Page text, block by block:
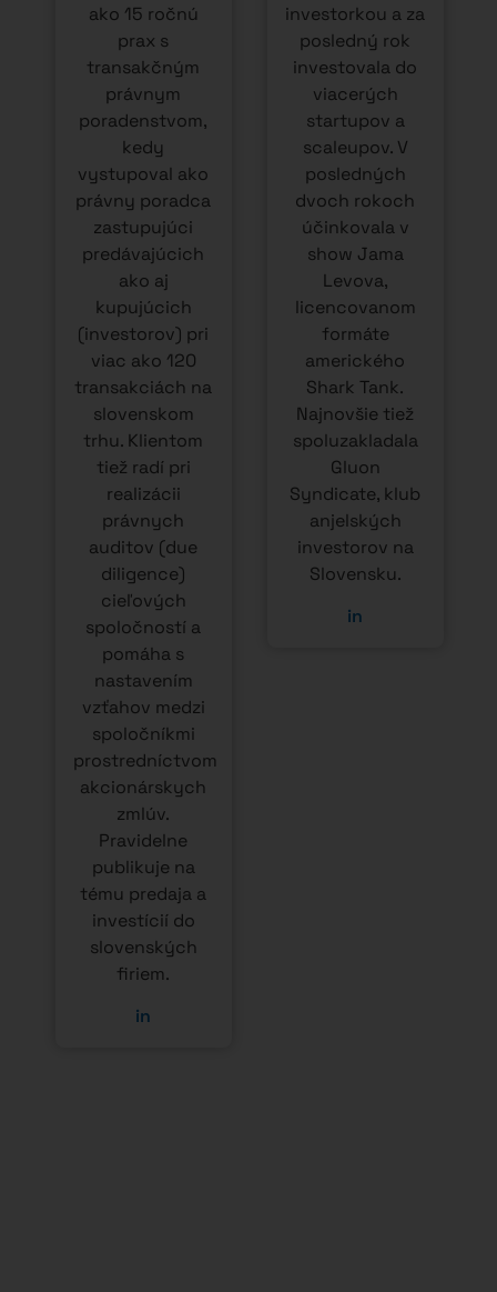
ako 15 ročnú
prax s
transakčným
právnym
poradenstvom,
kedy
vystupoval ako
právny poradca
zastupujúci
predávajúcich
ako aj
kupujúcich
(investorov) pri
viac ako 120
transakciách na
slovenskom
trhu. Klientom
tiež radí pri
realizácii
právnych
auditov (due
diligence)
cieľových
spoločností a
pomáha s
nastavením
vzťahov medzi
spoločníkmi
prostredníctvom
akcionárskych
zmlúv.
Pravidelne
publikuje na
tému predaja a
investícií do
slovenských
firiem.
in
investorkou a za
posledný rok
investovala do
viacerých
startupov a
scaleupov. V
posledných
dvoch rokoch
účinkovala v
show Jama
Levova,
licencovanom
formáte
amerického
Shark Tank.
Najnovšie tiež
spoluzakladala
Gluon
Syndicate, klub
anjelských
investorov na
Slovensku.
in